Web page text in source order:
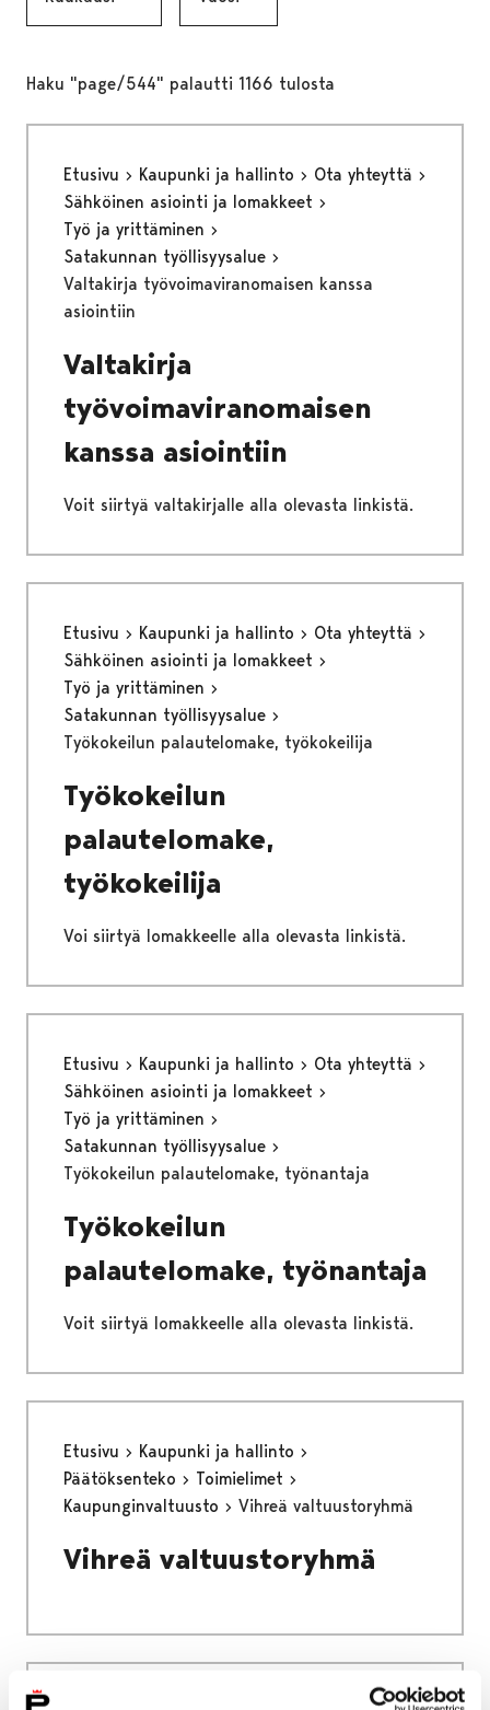
Haku "page/544" palautti 1166 tulosta
Etusivu Kaupunki ja hallinto
Ota yhteyttä
Sähköinen asiointi ja lomakkeet
Työ ja yrittäminen
Satakunnan työllisyysalue
Valtakirja työvoimaviranomaisen kanssa
asiointiin
Valtakirja
työvoimaviranomaisen
kanssa asiointiin
Voit siirtyä valtakirjalle alla olevasta linkistä.
Etusivu Kaupunki ja hallinto
Ota yhteyttä
Sähköinen asiointi ja lomakkeet
Työ ja yrittäminen
Satakunnan työllisyysalue
Työkokeilun palautelomake, työkokeilija
Työkokeilun
palautelomake,
työkokeilija
Voi siirtyä lomakkeelle alla olevasta linkistä.
Etusivu Kaupunki ja hallinto
Ota yhteyttä
Sähköinen asiointi ja lomakkeet
Työ ja yrittäminen
Satakunnan työllisyysalue
Työkokeilun palautelomake, työnantaja
Työkokeilun
palautelomake, työnantaja
Voit siirtyä lomakkeelle alla olevasta linkistä.
Etusivu
Kaupunki ja hallinto
Päätöksenteko
Toimielimet
Kaupunginvaltuusto
Vihreä valtuustoryhmä
Vihreä valtuustoryhmä